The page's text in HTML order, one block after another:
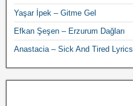
Yaşar İpek – Gitme Gel
Efkan Şeşen – Erzurum Dağları
Anastacia – Sick And Tired Lyrics